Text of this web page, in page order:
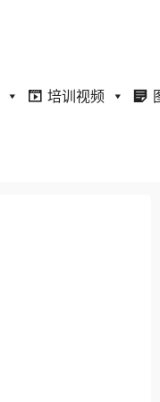
培训视频